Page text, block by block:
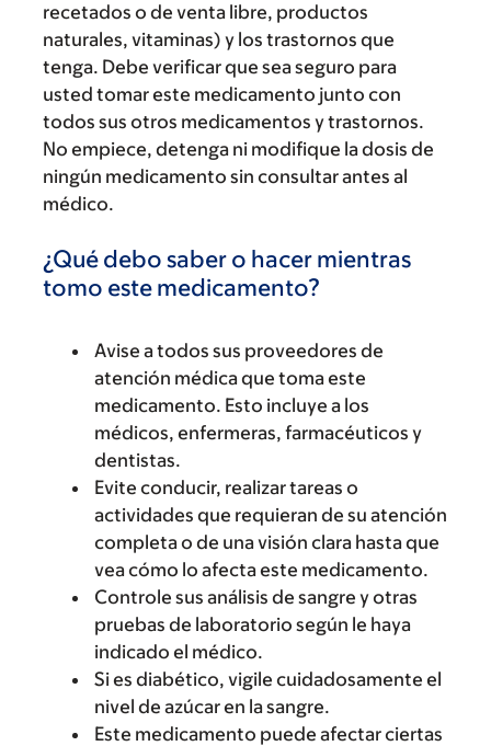
recetados o de venta libre, productos
naturales, vitaminas) y los trastornos que
tenga. Debe verificar que sea seguro para
usted tomar este medicamento junto con
todos sus otros medicamentos y trastornos.
No empiece, detenga ni modifique la dosis de
ningún medicamento sin consultar antes al
médico.
¿Qué debo saber o hacer mientras
tomo este medicamento?
Avise a todos sus proveedores de
atención médica que toma este
medicamento. Esto incluye a los
médicos, enfermeras, farmacéuticos y
dentistas.
Evite conducir, realizar tareas o
actividades que requieran de su atención
completa o de una visión clara hasta que
vea cómo lo afecta este medicamento.
Controle sus análisis de sangre y otras
pruebas de laboratorio según le haya
indicado el médico.
Si es diabético, vigile cuidadosamente el
nivel de azúcar en la sangre.
Este medicamento puede afectar ciertas